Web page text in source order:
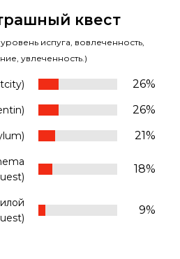
квест
испуга, вовлеченность,
увлеченность.)
26%
26%
21%
18%
9%